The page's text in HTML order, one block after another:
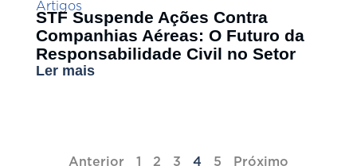
Artigos
STF Suspende Ações Contra
Companhias Aéreas: O Futuro da
Responsabilidade Civil no Setor
Ler mais
Anterior 1 2 3 4 5 Próximo